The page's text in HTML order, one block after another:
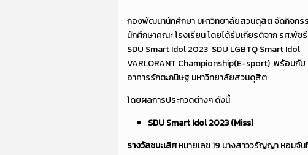
กองพัฒนานักศึกษา มหาวิทยาลัยสวนดุสิต จัดกิจกรร
นักศึกษาคณะ โรงเรียน โดยได้รับเกียรติจาก รศ.พั
SDU Smart Idol 2023 SDU LGBTQ Smart Idol
VARLORANT Championship(E-sport) พร้อมกับ
อาคารรักตะกนิษฐ มหาวิทยาลัยสวนดุสิต
โดยผลการประกวดต่างๆ ดังนี้
SDU Smart Idol 2023 (Miss)
รางวัลชนะเลิศหมายเลข 19 นางสาววรัญญา หอมจัน